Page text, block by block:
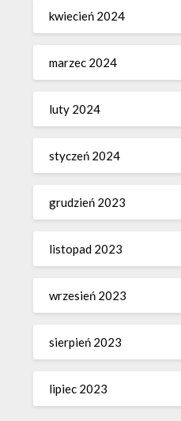
kwiecień 2024
marzec 2024
luty 2024
styczeń 2024
grudzień 2023
listopad 2023
wrzesień 2023
sierpień 2023
lipiec 2023